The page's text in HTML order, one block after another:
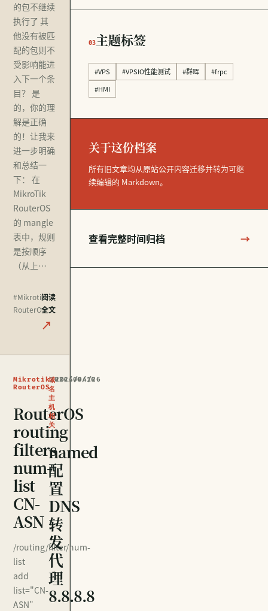
的包不继续
执行了 其
他没有被匹
配的包则不
受影响能进
入下一个条
目？ 是
的，你的理
解是正确
的！让我来
进一步明确
和总结一
下： 在
MikroTik
RouterOS
的 mangle
表中，规则
是按顺序
（从上…
#Mikrotik
RouterOS
阅读
全文
↗
Mikrotik
RouterOS
2024/06/16
RouterOS
routing
filters
num-
list
CN-
ASN
/routing/filter/num-
list
add
list="CN-
ASN"
域
名
主
机
相
关
2024/04/26
named
配
置
DNS
转
发
代
理
8.8.8.8
03主题标签
#VPS #VPSIO性能测试 #群晖
#frpc
#HMI
关于这份档案
所有旧文章均从原站公开内容迁移并转为可继
续编辑的 Markdown。
查看完整时间归档 →